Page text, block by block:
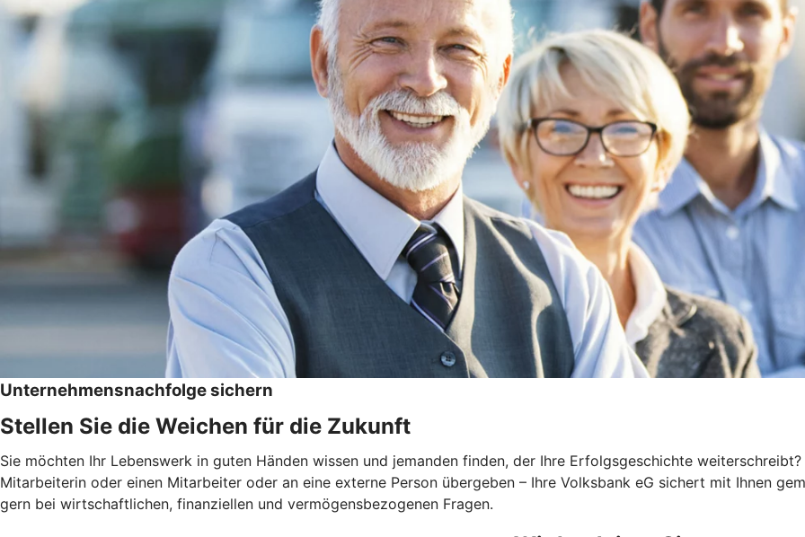
Unternehmensnachfolge sichern
Stellen Sie die Weichen für die Zukunft
Sie möchten Ihr Lebenswerk in guten Händen wissen und jemanden finden, der Ihre Erfolgsgeschichte
Mitarbeiterin oder einen Mitarbeiter oder an eine externe Person übergeben – Ihre Volksbank eG sichert mit Ihnen
gern bei wirtschaftlichen, finanziellen und vermögensbezogenen Fragen.